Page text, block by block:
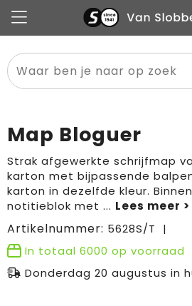
Alle categorieën
Snoep
Promo
Pennen
Notitieboekjes
Papier
Flessen
Glazen en karaffen
Merken
Meest gekozen
Sportkleding
Overig textiel
Boodschappen- en
Sport & vrije tijd
Rugzakken
Map Bloguer
Strak afgewerkte schrijfmap
karton met bijpassende
karton in dezelfde kleur.
notitieblok met ...
Artikelnummer: 5628S/T
In totaal 6000 op voorraad
Donderdag 20 augustus in